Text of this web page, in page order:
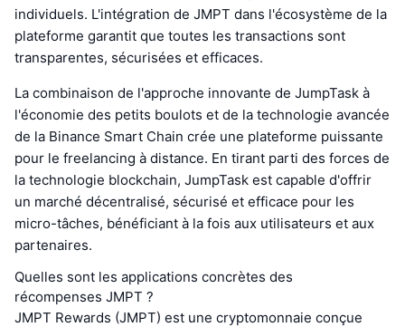
individuels. L'intégration de JMPT dans l'écosystème de la
plateforme garantit que toutes les transactions sont
transparentes, sécurisées et efficaces.
La combinaison de l'approche innovante de JumpTask à
l'économie des petits boulots et de la technologie avancée
de la Binance Smart Chain crée une plateforme puissante
pour le freelancing à distance. En tirant parti des forces de
la technologie blockchain, JumpTask est capable d'offrir
un marché décentralisé, sécurisé et efficace pour les
micro-tâches, bénéficiant à la fois aux utilisateurs et aux
partenaires.
Quelles sont les applications concrètes des
récompenses JMPT ?
JMPT Rewards (JMPT) est une cryptomonnaie conçue